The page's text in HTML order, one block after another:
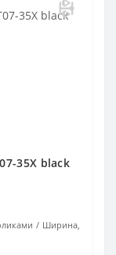
35X black
Ширина,